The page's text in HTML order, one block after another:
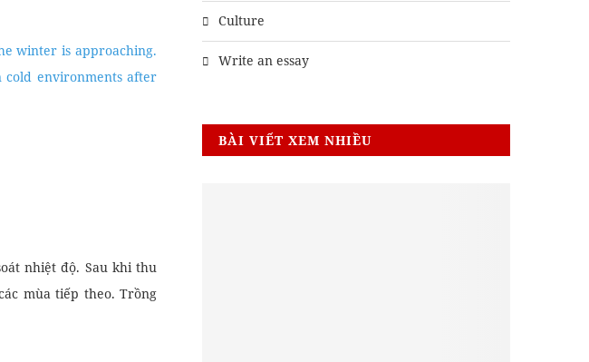
winter is approaching.
cold environments after
nhiệt độ. Sau khi thu
mùa tiếp theo. Trồng
Culture
Write an essay
BÀI VIẾT XEM NHIỀU